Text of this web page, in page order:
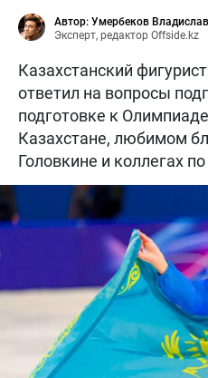
Автор: Умербеков Владислав
Эксперт, редактор Offside.kz
Казахстанский
ответил на вопросы
подготовке к
Казахстане, любимом
Головкине и коллегах